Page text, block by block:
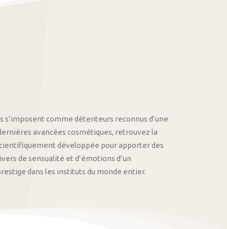
s’imposent comme détenteurs reconnus d’une
avancées cosmétiques, retrouvez la
développée pour apporter des
de sensualité et d’émotions d’un
dans les instituts du monde entier.